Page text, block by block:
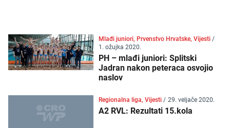
Mlađi juniori, Prvenstvo Hrvatske, Vijesti /
1. ožujka 2020.
PH – mlađi juniori: Splitski
Jadran nakon peteraca osvojio
naslov
Regionalna liga, Vijesti / 29. veljače 2020.
A2 RVL: Rezultati 15.kola